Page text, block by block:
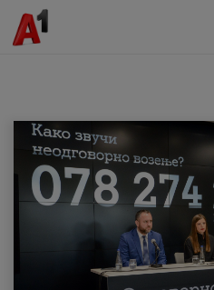
МК EN SQ
Деловни